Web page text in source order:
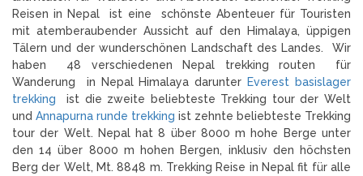
Reisen in Nepal ist eine schönste Abenteuer für Touristen
mit atemberaubender Aussicht auf den Himalaya, üppigen
Tälern und der wunderschönen Landschaft des Landes. Wir
haben 48 verschiedenen Nepal trekking routen für
Wanderung in Nepal Himalaya darunter Everest basislager
trekking ist die zweite beliebteste Trekking tour der Welt
und Annapurna runde trekking ist zehnte beliebteste Trekking
tour der Welt. Nepal hat 8 über 8000 m hohe Berge unter
den 14 über 8000 m hohen Bergen, inklusiv den höchsten
Berg der Welt, Mt. 8848 m. Trekking Reise in Nepal fit für alle